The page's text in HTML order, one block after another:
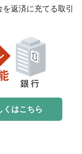
返済に充てる取引
くはこちら